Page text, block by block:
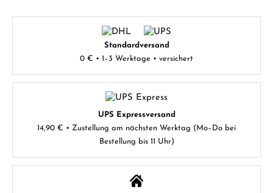
Standardversand
0 € • 1–3 Werktage • versichert
UPS Expressversand
14,90 € • Zustellung am nächsten Werktag (Mo–Do bei
Bestellung bis 11 Uhr)